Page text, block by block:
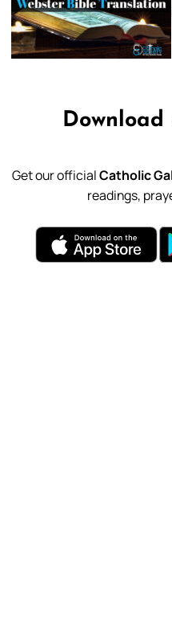
October 11,
Get our officialCatholic
readings,